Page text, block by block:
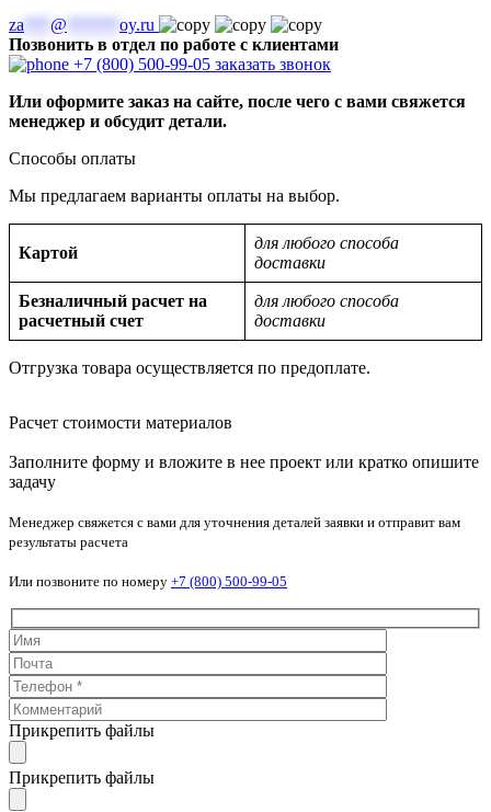
za
@
oy.ru
Позвонить в отдел по работе с клиентами
+7 (800) 500-99-05 заказать звонок
Или оформите заказ на сайте, после чего с вами свяжется
менеджер и обсудит детали.
Способы оплаты
Мы предлагаем варианты оплаты на выбор.
Картой
для любого способа
доставки
Безналичный расчет на
расчетный счет
для любого способа
доставки
Отгрузка товара осуществляется по предоплате.
Расчет стоимости материалов
Заполните форму и вложите в нее проект или кратко опишите
задачу
Менеджер свяжется с вами для уточнения деталей заявки и отправит вам
результаты расчета
Или позвоните по номеру +7 (800) 500-99-05
Прикрепить файлы
Прикрепить файлы